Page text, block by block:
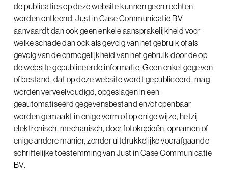
Vacature Accountmanager
de makers van
pakkende websites
mooie magazines
de publicaties op deze website kunnen geen rechten
worden ontleend. Just in Case Communicatie BV
aanvaardt dan ook geen enkele aansprakelijkheid voor
welke schade dan ook als gevolg van het gebruik of als
gevolg van de onmogelijkheid van het gebruik door de op
de website gepubliceerde informatie. Geen enkel gegeven
of bestand, dat op deze website wordt gepubliceerd, mag
worden verveelvoudigd, opgeslagen in een
geautomatiseerd gegevensbestand en/of openbaar
worden gemaakt in enige vorm of op enige wijze, hetzij
elektronisch, mechanisch, door fotokopieën, opnamen of
enige andere manier, zonder uitdrukkelijke voorafgaande
schriftelijke toestemming van Just in Case Communicatie
BV.